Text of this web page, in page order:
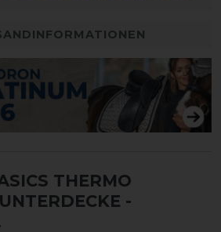
THERMO
-